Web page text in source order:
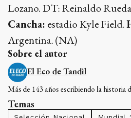
Lozano. DT: Reinaldo
Cancha: estadio Kyle Field.
Argentina. (NA)
Sobre el autor
El Eco de Tandil
Más de 143 años escribiendo la historia
Temas